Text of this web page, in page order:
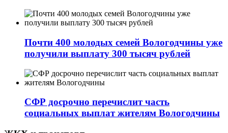
Почти 400 молодых семей Вологодчины уже
получили выплату 300 тысяч рублей
СФР досрочно перечислит часть
социальных выплат жителям Вологодчины